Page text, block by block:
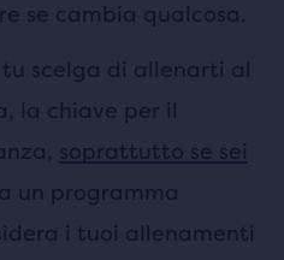
se cambia qualcosa.
tu scelga di allenarti al
la chiave per il
soprattutto se sei
un programma
i tuoi allenamenti